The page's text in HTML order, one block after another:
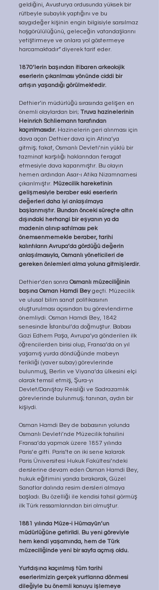
geldiğini, Avusturya ordusunda yüksek bir
rütbeyle subaylık yaptığını ve bu
saygıdeğer kişinin engin bilgisiyle sarsılmaz
hoşgörülülüğünü, geleceğin vatandaşlarını
yetiştirmeye ve onlara yol göstermeye
harcamaktadır” diyerek tarif eder.
1870’lerin başından itibaren arkeolojik
eserlerin çıkarılması yönünde ciddi bir
artışın yaşandığı görülmektedir.
Dethier’in müdürlüğü sırasında gelişen en
önemli olaylardan biri; Truva hazinelerinin
Heinrich Schliemann tarafından
kaçırılmasıdır. Hazinelerin geri alınması için
dava açan Dethier dava için Atina’ya
gitmiş; fakat, Osmanlı Devleti’nin yüklü bir
tazminat karşılığı haklarından feragat
etmesiyle dava kapanmıştır. Bu olayın
hemen ardından Asar-ı Atika Nizamnamesi
çıkarılmıştır. Müzecilik hareketinin
gelişmesiyle beraber eski eserlerin
değerleri daha iyi anlaşılmaya
başlanmıştır. Bundan önceki süreçte altın
dışındaki herhangi bir eşyanın ya da
madenin alınıp satılması pek
önemsenmemekle beraber, tarihi
kalıntıların Avrupa’da gördüğü değerin
anlaşılmasıyla, Osmanlı yöneticileri de
gereken önlemleri alma yoluna gitmişlerdir.
Dethier’den sonra Osmanlı müzeciliğinin
başına Osman Hamdi Bey geçti. Müzecilik
ve ulusal bilim sanat politikasının
oluşturulması açısından bu görevlendirme
önemliydi. Osman Hamdi Bey, 1842
senesinde İstanbul’da doğmuştur. Babası
Gazi Edhem Paşa, Avrupa’ya gönderilen ilk
öğrencilerden birisi olup, Fransa’da on yıl
yaşamış yurda döndüğünde mabeyn
ferikliği (yaver subay) görevlerinde
bulunmuş, Berlin ve Viyana’da ülkesini elçi
olarak temsil etmiş, Şura-yı
Devlet/Danıştay Reisliği ve Sadrazamlık
görevlerinde bulunmuş; tanınan, aydın bir
kişiydi.
Osman Hamdi Bey de babasının yolunda
Osmanlı Devleti’nde Müzecilik tahsilini
Fransa’da yapmak üzere 1857 yılında
Paris’e gitti. Paris’te on iki sene kalarak
Paris Üniversitesi Hukuk Fakültesi’ndeki
derslerine devam eden Osman Hamdi Bey,
hukuk eğitimini yarıda bırakarak, Güzel
Sanatlar dalında resim dersleri almaya
başladı. Bu özelliği ile kendisi tahsil görmüş
ilk Türk ressamlarından biri olmuştur.
1881 yılında Müze-i Hümayûn’un
müdürlüğüne getirildi. Bu yeni göreviyle
hem kendi yaşamında, hem de Türk
müzeciliğinde yeni bir sayfa açmış oldu.
Yurtdışına kaçırılmış tüm tarihi
eserlerimizin gerçek yurtlarına dönmesi
dileğiyle bu önemli konuyu işlemeye